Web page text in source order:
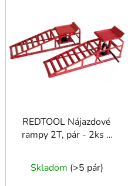
REDTOOL Nájazdové
rampy 2T, pár - 2ks +
Skladom (>5 pár)